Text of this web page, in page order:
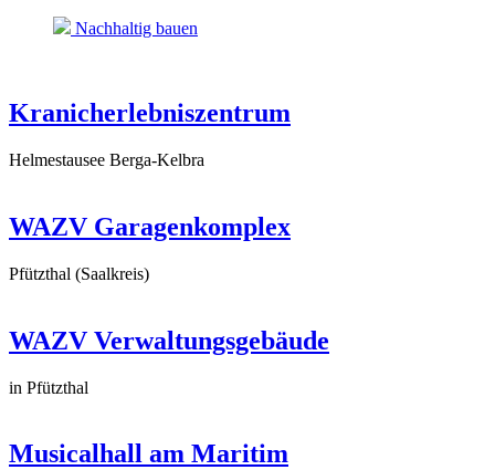
Nachhaltig bauen
Kranicherlebniszentrum
Helmestausee Berga-Kelbra
WAZV Garagenkomplex
Pfützthal (Saalkreis)
WAZV Verwaltungsgebäude
in Pfützthal
Musicalhall am Maritim